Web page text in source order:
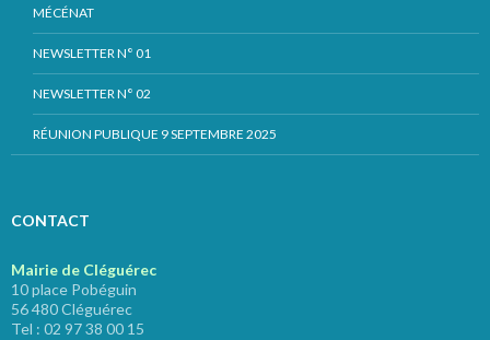
MÉCÉNAT
NEWSLETTER N° 01
NEWSLETTER N° 02
RÉUNION PUBLIQUE 9 SEPTEMBRE 2025
CONTACT
Mairie de Cléguérec
10 place Pobéguin
56 480 Cléguérec
Tel : 02 97 38 00 15